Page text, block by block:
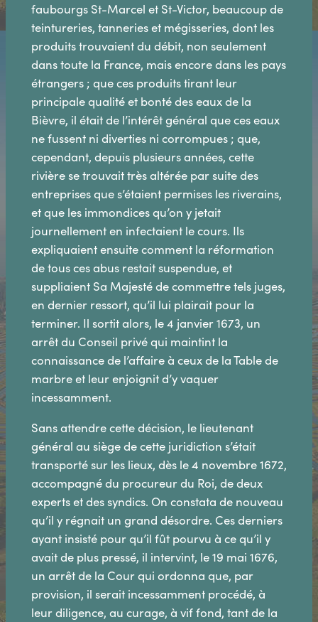
faubourgs St-Marcel et St-Victor, beaucoup de
teintureries, tanneries et mégisseries, dont les
produits trouvaient du débit, non seulement
dans toute la France, mais encore dans les pays
étrangers ; que ces produits tirant leur
principale qualité et bonté des eaux de la
Bièvre, il était de l’intérêt général que ces eaux
ne fussent ni diverties ni corrompues ; que,
cependant, depuis plusieurs années, cette
rivière se trouvait très altérée par suite des
entreprises que s’étaient permises les riverains,
et que les immondices qu’on y jetait
journellement en infectaient le cours. Ils
expliquaient ensuite comment la réformation
de tous ces abus restait suspendue, et
suppliaient Sa Majesté de commettre tels juges,
en dernier ressort, qu’il lui plairait pour la
terminer. Il sortit alors, le 4 janvier 1673, un
arrêt du Conseil privé qui maintint la
connaissance de l’affaire à ceux de la Table de
marbre et leur enjoignit d’y vaquer
incessamment.
Sans attendre cette décision, le lieutenant
général au siège de cette juridiction s’était
transporté sur les lieux, dès le 4 novembre 1672,
accompagné du procureur du Roi, de deux
experts et des syndics. On constata de nouveau
qu’il y régnait un grand désordre. Ces derniers
ayant insisté pour qu’il fût pourvu à ce qu’il y
avait de plus pressé, il intervint, le 19 mai 1676,
un arrêt de la Cour qui ordonna que, par
provision, il serait incessamment procédé, à
leur diligence, au curage, à vif fond, tant de la